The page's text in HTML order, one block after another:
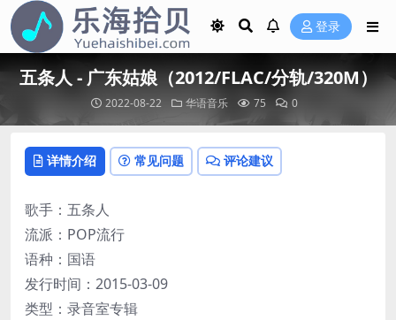
登录
五条人 - 广东姑娘（2012/FLAC/分轨/320M）
2022-08-22 华语音乐 75 0
详情介绍 常见问题 评论建议
歌手：五条人
流派：POP流行
语种：国语
发行时间：2015-03-09
类型：录音室专辑